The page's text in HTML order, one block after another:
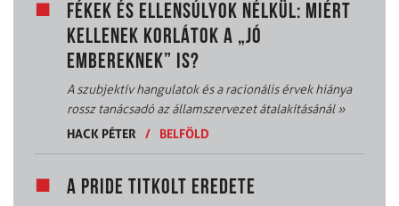
FÉKEK ÉS ELLENSÚLYOK NÉLKÜL: MIÉRT
KELLENEK KORLÁTOK A „JÓ
EMBEREKNEK” IS?
A szubjektív hangulatok és a racionális érvek hiánya
rossz tanácsadó az államszervezet átalakításánál»
HACK PÉTER
/ BELFÖLD
A PRIDE TITKOLT EREDETE